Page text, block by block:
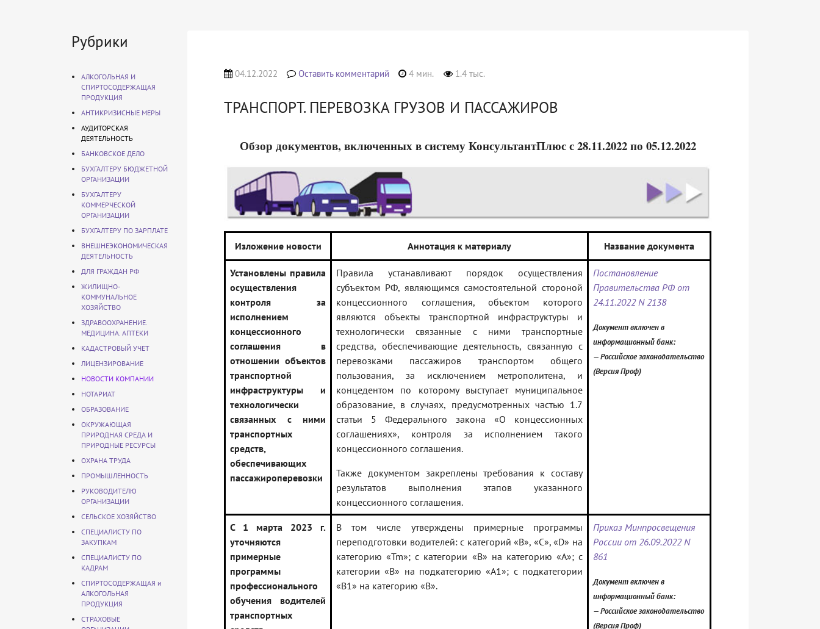
Рубрики
АЛКОГОЛЬНАЯ И
СПИРТОСОДЕРЖАЩАЯ
ПРОДУКЦИЯ
АНТИКРИЗИСНЫЕ МЕРЫ
АУДИТОРСКАЯ
ДЕЯТЕЛЬНОСТЬ
БАНКОВСКОЕ ДЕЛО
БУХГАЛТЕРУ БЮДЖЕТНОЙ
ОРГАНИЗАЦИИ
БУХГАЛТЕРУ
КОММЕРЧЕСКОЙ
ОРГАНИЗАЦИИ
БУХГАЛТЕРУ ПО ЗАРПЛАТЕ
ВНЕШНЕЭКОНОМИЧЕСКАЯ
ДЕЯТЕЛЬНОСТЬ
ДЛЯ ГРАЖДАН РФ
ЖИЛИЩНО-
КОММУНАЛЬНОЕ
ХОЗЯЙСТВО
ЗДРАВООХРАНЕНИЕ.
МЕДИЦИНА. АПТЕКИ
КАДАСТРОВЫЙ УЧЕТ
ЛИЦЕНЗИРОВАНИЕ
НОВОСТИ КОМПАНИИ
НОТАРИАТ
ОБРАЗОВАНИЕ
ОКРУЖАЮЩАЯ
ПРИРОДНАЯ СРЕДА И
ПРИРОДНЫЕ РЕСУРСЫ
ОХРАНА ТРУДА
ПРОМЫШЛЕННОСТЬ
РУКОВОДИТЕЛЮ
ОРГАНИЗАЦИИ
СЕЛЬСКОЕ ХОЗЯЙСТВО
СПЕЦИАЛИСТУ ПО
ЗАКУПКАМ
СПЕЦИАЛИСТУ ПО
КАДРАМ
СПИРТОСОДЕРЖАЩАЯ и
АЛКОГОЛЬНАЯ
ПРОДУКЦИЯ
СТРАХОВЫЕ
04.12.2022 Оставить комментарий 4 мин. 1.4 тыс.
ТРАНСПОРТ. ПЕРЕВОЗКА ГРУЗОВ И ПАССАЖИРОВ
Обзор документов, включенных в систему КонсультантПлюс с 28.11.2022 по 05.12.2022
Изложение новости Аннотация к материалу Название документа
Установлены правила
осуществления
контроля за
исполнением
концессионного
соглашения в
отношении объектов
транспортной
инфраструктуры и
технологически
связанных с ними
транспортных
средств,
обеспечивающих
пассажироперевозки
Правила устанавливают порядок осуществления
субъектом РФ, являющимся самостоятельной стороной
концессионного соглашения, объектом которого
являются объекты транспортной инфраструктуры и
технологически связанные с ними транспортные
средства, обеспечивающие деятельность, связанную с
перевозками пассажиров транспортом общего
пользования, за исключением метрополитена, и
концедентом по которому выступает муниципальное
образование, в случаях, предусмотренных частью 1.7
статьи 5 Федерального закона «О концессионных
соглашениях», контроля за исполнением такого
концессионного соглашения.
Также документом закреплены требования к составу
результатов выполнения этапов указанного
концессионного соглашения.
Постановление
Правительства РФ от
24.11.2022 N 2138
Документ включен в
информационный банк:
— Российское законодательство
(Версия Проф)
С 1 марта 2023 г.
уточняются
примерные
программы
профессионального
обучения водителей
транспортных
В том числе утверждены примерные программы
переподготовки водителей: с категорий «B», «C», «D» на
категорию «Tm»; с категории «B» на категорию «A»; с
категории «B» на подкатегорию «A1»; с подкатегории
«B1» на категорию «B».
Приказ Минпросвещения
России от 26.09.2022 N
861
Документ включен в
информационный банк:
— Российское законодательство
(Версия Проф)